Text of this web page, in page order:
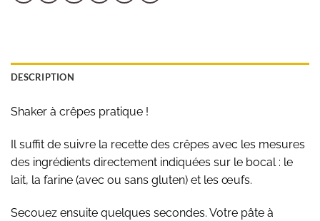
DESCRIPTION
Shaker à crêpes pratique !
Il suffit de suivre la recette des crêpes avec les mesures
des ingrédients directement indiquées sur le bocal : le
lait, la farine (avec ou sans gluten) et les œufs.
Secouez ensuite quelques secondes. Votre pâte à